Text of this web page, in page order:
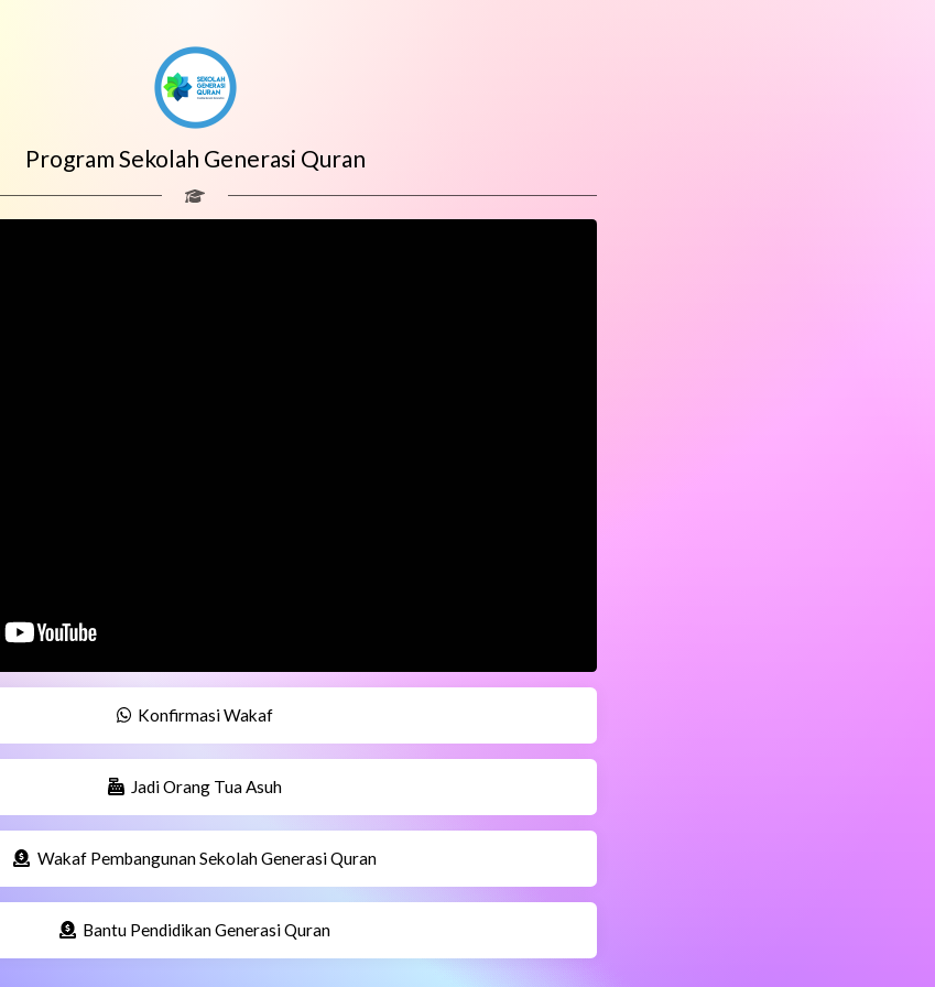
Program Sekolah Generasi Quran
Konfirmasi Wakaf
Jadi Orang Tua Asuh
Wakaf Pembangunan Sekolah Generasi Quran
Bantu Pendidikan Generasi Quran